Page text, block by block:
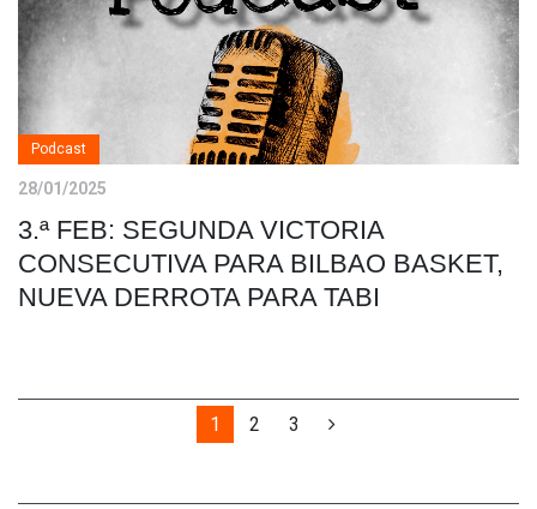
Podcast
28/01/2025
3.ª FEB: SEGUNDA VICTORIA
CONSECUTIVA PARA BILBAO BASKET,
NUEVA DERROTA PARA TABI
1 2 3